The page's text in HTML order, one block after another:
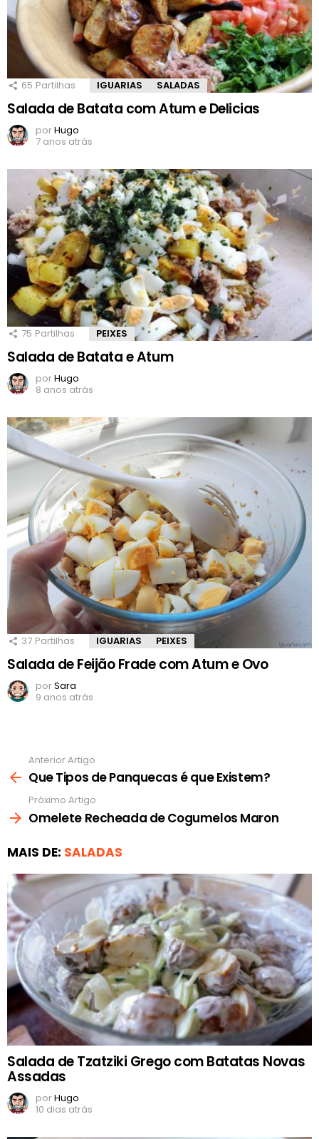
65 Partilhas IGUARIAS SALADAS
Salada de Batata com Atum e Delicias
porHugo
7 anos atrás
75 Partilhas PEIXES
Salada de Batata e Atum
porHugo
8 anos atrás
37 Partilhas IGUARIAS PEIXES
Salada de Feijão Frade com Atum e Ovo
porSara
9 anos atrás
mais
Anterior Artigo
Que Tipos de Panquecas é que Existem?
Próximo Artigo
Omelete Recheada de Cogumelos Maron
MAIS DE: SALADAS
Salada de Tzatziki Grego com Batatas Novas
Assadas
porHugo
10 dias atrás